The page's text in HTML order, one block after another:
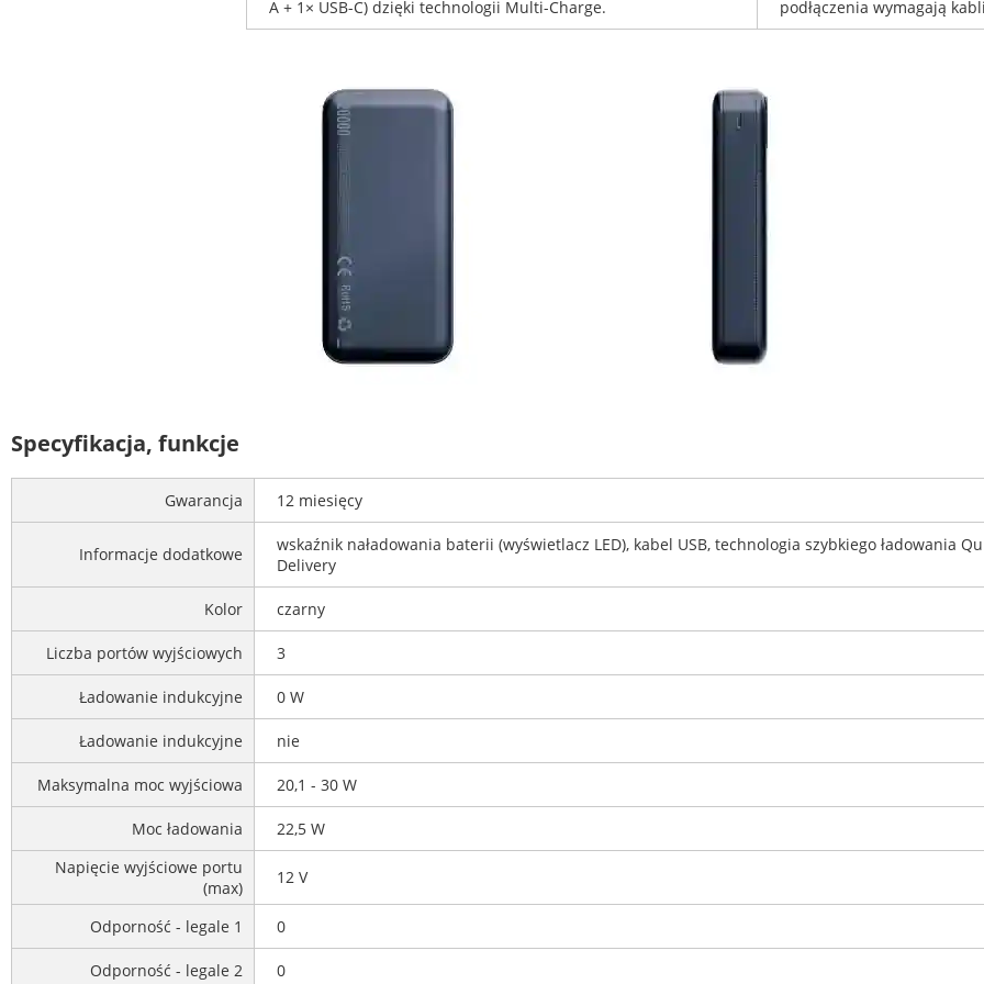
A + 1× USB-C) dzięki technologii Multi-Charge. podłączenia wymagają
Specyfikacja, funkcje
Gwarancja 12 miesięcy
Informacje dodatkowe
wskaźnik naładowania baterii (wyświetlacz LED), kabel USB, technologia szybkiego ładowania
Delivery
Kolor czarny
Liczba portów wyjściowych 3
Ładowanie indukcyjne 0 W
Ładowanie indukcyjne nie
Maksymalna moc wyjściowa 20,1 - 30 W
Moc ładowania
22,5 W
Napięcie wyjściowe portu
(max)
12 V
Odporność - legale 1 0
Odporność - legale 2 0